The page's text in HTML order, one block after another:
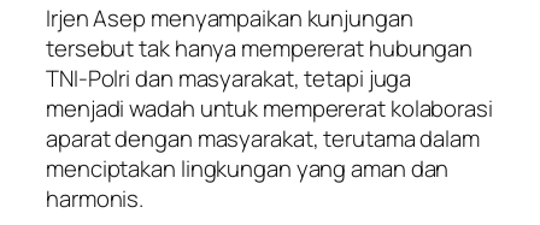
Irjen Asep menyampaikan kunjungan
tersebut tak hanya mempererat hubungan
TNI-Polri dan masyarakat, tetapi juga
menjadi wadah untuk mempererat kolaborasi
aparat dengan masyarakat, terutama dalam
menciptakan lingkungan yang aman dan
harmonis.